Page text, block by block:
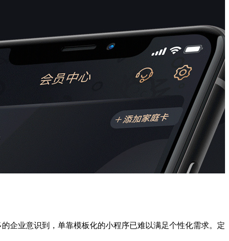
企业意识到，单靠模板化的小程序已难以满足个性化需求。定